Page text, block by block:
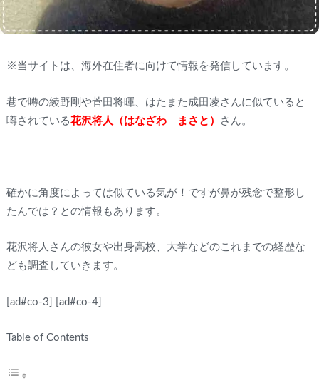
※当サイトは、海外在住者に向けて情報を発信しています。
巷で噂の綾野剛や菅田将暉、はたまた成田凌さんに似ていると
噂されている花沢将人（はなざわ まさと） さん。
確かに角度によっては似ている気が！ですが鼻が残念で整形し
たんでは？との情報もあります。
花沢将人さんの彼女や出身高校、大学などのこれまでの経歴な
ども調査していきます。
[ad#co-3] [ad#co-4]
Table of Contents